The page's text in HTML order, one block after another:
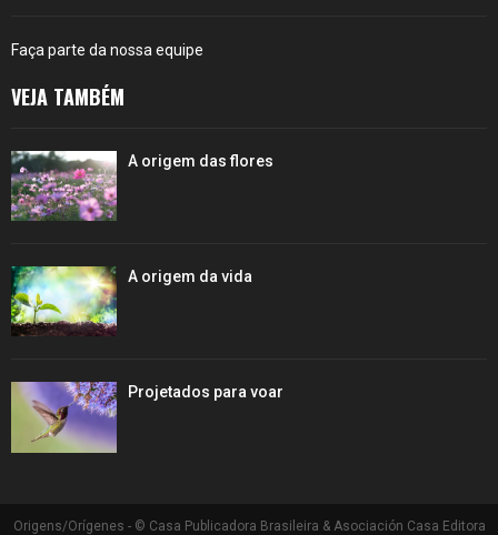
Faça parte da nossa equipe
VEJA TAMBÉM
A origem das flores
A origem da vida
Projetados para voar
Origens/Orígenes - © Casa Publicadora Brasileira & Asociación Casa Editora